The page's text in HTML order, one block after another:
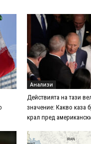
Анализи
Действията на тази
значение: Какво каза
крал пред